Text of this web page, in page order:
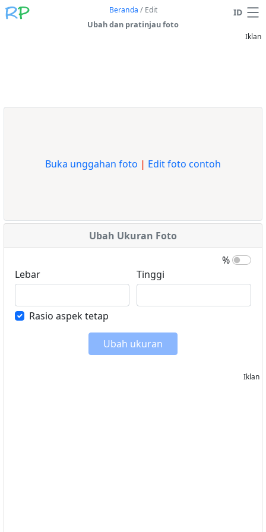
Beranda / Edit ID
Ubah dan pratinjau foto
Iklan
Buka unggahan foto | Edit foto contoh
Ubah Ukuran Foto
%
Lebar
Tinggi
Rasio aspek tetap
Ubah ukuran
Iklan